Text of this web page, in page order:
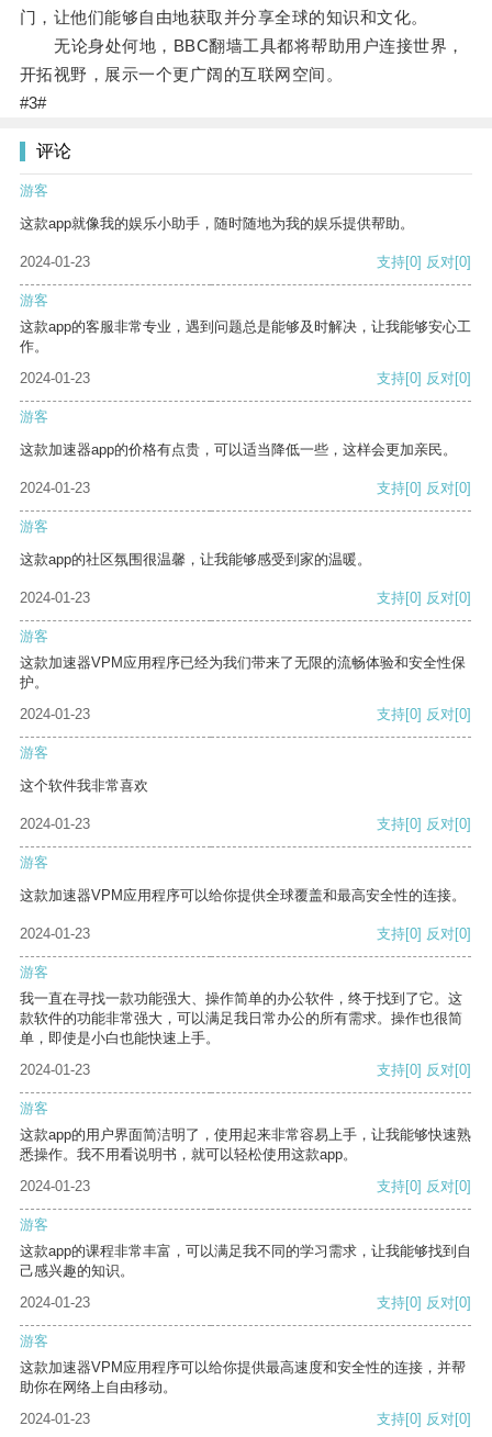
门，让他们能够自由地获取并分享全球的知识和文化。
无论身处何地，BBC翻墙工具都将帮助用户连接世界，
开拓视野，展示一个更广阔的互联网空间。
#3#
评论
游客
这款app就像我的娱乐小助手，随时随地为我的娱乐提供帮助。
2024-01-23 支持[0] 反对[0]
游客
这款app的客服非常专业，遇到问题总是能够及时解决，让我能够安心工
作。
2024-01-23
支持[0] 反对[0]
游客
这款加速器app的价格有点贵，可以适当降低一些，这样会更加亲民。
2024-01-23 支持[0] 反对[0]
游客
这款app的社区氛围很温馨，让我能够感受到家的温暖。
2024-01-23 支持[0] 反对[0]
游客
这款加速器VPM应用程序已经为我们带来了无限的流畅体验和安全性保
护。
2024-01-23
支持[0] 反对[0]
游客
这个软件我非常喜欢
2024-01-23 支持[0] 反对[0]
游客
这款加速器VPM应用程序可以给你提供全球覆盖和最高安全性的连接。
2024-01-23 支持[0] 反对[0]
游客
我一直在寻找一款功能强大、操作简单的办公软件，终于找到了它。这
款软件的功能非常强大，可以满足我日常办公的所有需求。操作也很简
单，即使是小白也能快速上手。
2024-01-23
支持[0] 反对[0]
游客
这款app的用户界面简洁明了，使用起来非常容易上手，让我能够快速熟
悉操作。我不用看说明书，就可以轻松使用这款app。
2024-01-23
支持[0] 反对[0]
游客
这款app的课程非常丰富，可以满足我不同的学习需求，让我能够找到自
己感兴趣的知识。
2024-01-23
支持[0] 反对[0]
游客
这款加速器VPM应用程序可以给你提供最高速度和安全性的连接，并帮
助你在网络上自由移动。
2024-01-23
支持[0] 反对[0]